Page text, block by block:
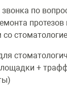
по
+